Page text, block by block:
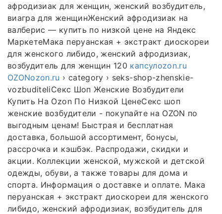
афродизиак для женщин, женский возбудитель,
виагра для женщинЖенский афродизиак на
валберис — купить по низкой цене на Яндекс
МаркетеМака перуанская + экстракт диоскореи
для женского либидо, женский афродизиак,
возбудитель для женщин 120 капсулozon.ru
OZONozon.ru › category › seks-shop-zhenskie-
vozbuditeliСекс Шоп Женские Возбудители
Купить На Ozon По Низкой ЦенеСекс шоп
женские возбудители - покупайте на OZON по
выгодным ценам! Быстрая и бесплатная
доставка, большой ассортимент, бонусы,
рассрочка и кэшбэк. Распродажи, скидки и
акции. Коллекции женской, мужской и детской
одежды, обуви, а также товары для дома и
спорта. Информация о доставке и оплате. Мака
перуанская + экстракт диоскореи для женского
либидо, женский афродизиак, возбудитель для